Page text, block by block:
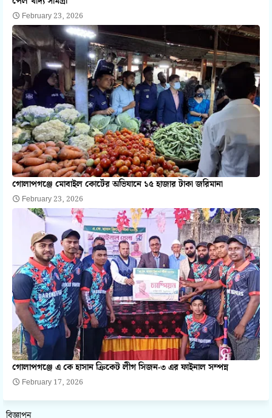
February 23, 2026
গোলাপগঞ্জে মোবাইল কোর্টের অভিযানে ১৫ হাজার টাকা জরিমানা
February 23, 2026
গোলাপগঞ্জে এ কে হাসান ক্রিকেট লীগ সিজন-৩ এর ফাইনাল সম্পন্ন
February 17, 2026